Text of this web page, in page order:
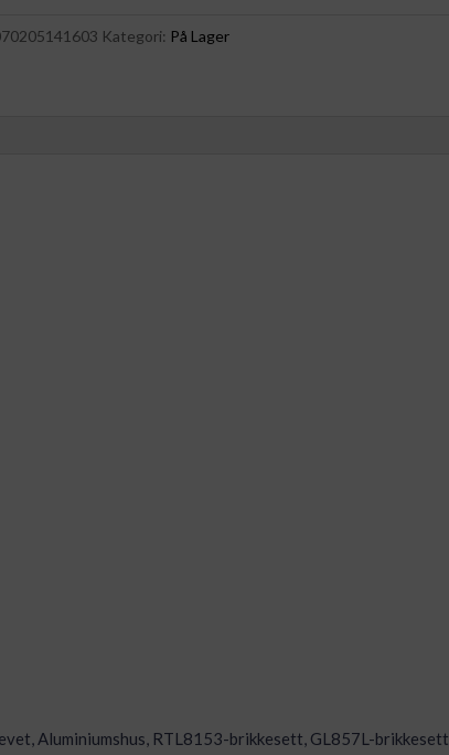
Kategori: På Lager
Aluminiumshus, RTL8153-brikkesett, GL857L-brikkesett